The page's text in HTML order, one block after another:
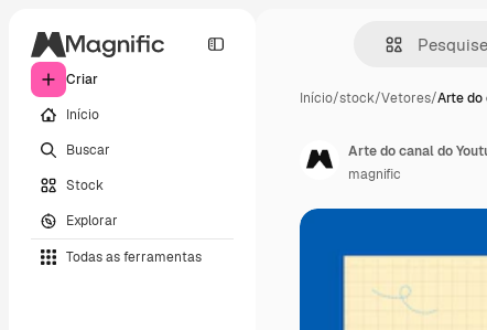
Criar
Início
Buscar
Stock
Explorar
Todas as ferramentas
Início/stock/Vetores/Arte do
Arte do canal do
magnific